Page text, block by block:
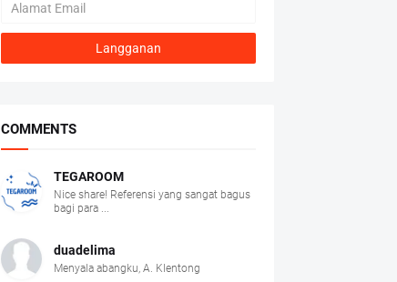
COMMENTS
TEGAROOM
Nice share! Referensi yang sangat bagus
bagi para ...
duadelima
Menyala abangku, A. Klentong